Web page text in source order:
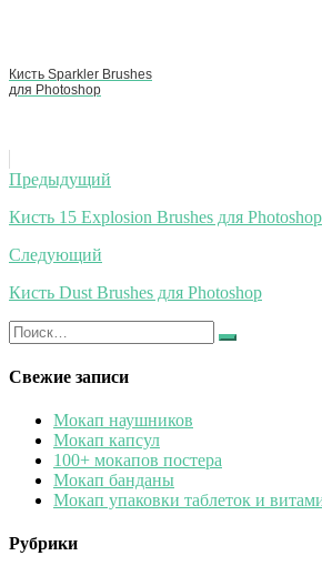
Кисть Sparkler Brushes
для Photoshop
Навигация
по
записям
Предыдущий
Кисть 15 Explosion Brushes для Photoshop
Следующий
Кисть Dust Brushes для Photoshop
Искать:
Найти
Свежие записи
Мокап наушников
Мокап капсул
100+ мокапов постера
Мокап банданы
Мокап упаковки таблеток и
Рубрики